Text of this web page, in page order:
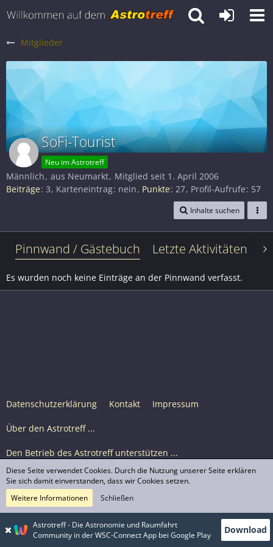
Mitglieder
SoFi-Tourist
Neu im Astrotreff
Männlich aus Neumarkt Mitglied seit 1. April 2006
Beiträge 3 Karteneintrag nein Punkte 27 Profil-Aufrufe 57
Inhalte suchen
Pinnwand / Gästebuch Letzte Aktivitäten
Es wurden noch keine Einträge an der Pinnwand verfasst.
Datenschutzerklärung Kontakt Impressum
Über den Astrotreff ...
Den Betrieb des Astrotreff unterstützen ...
Nutzungsbedingungen
© Astrotreff 2001-2026, lizenziert unter CC BY-SA,
sofern für einzelne Inhalte nicht anders angegeben
Astrotreff - Die Astronomie und Raumfahrt
Community in der WSC-Connect App bei Google Play
Download
Diese Seite verwendet Cookies. Durch die Nutzung unserer Seite erklären
Sie sich damit einverstanden, dass wir Cookies setzen.
Weitere Informationen
Schließen